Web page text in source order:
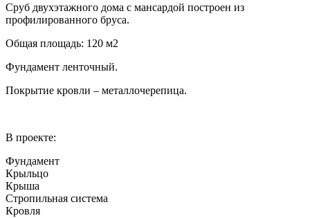
Сруб двухэтажного дома с мансардой построен из
профилированного бруса.
Общая площадь: 120 м2
Фундамент ленточный.
Покрытие кровли – металлочерепица.
В проекте:
Фундамент
Крыльцо
Крыша
Стропильная система
Кровля